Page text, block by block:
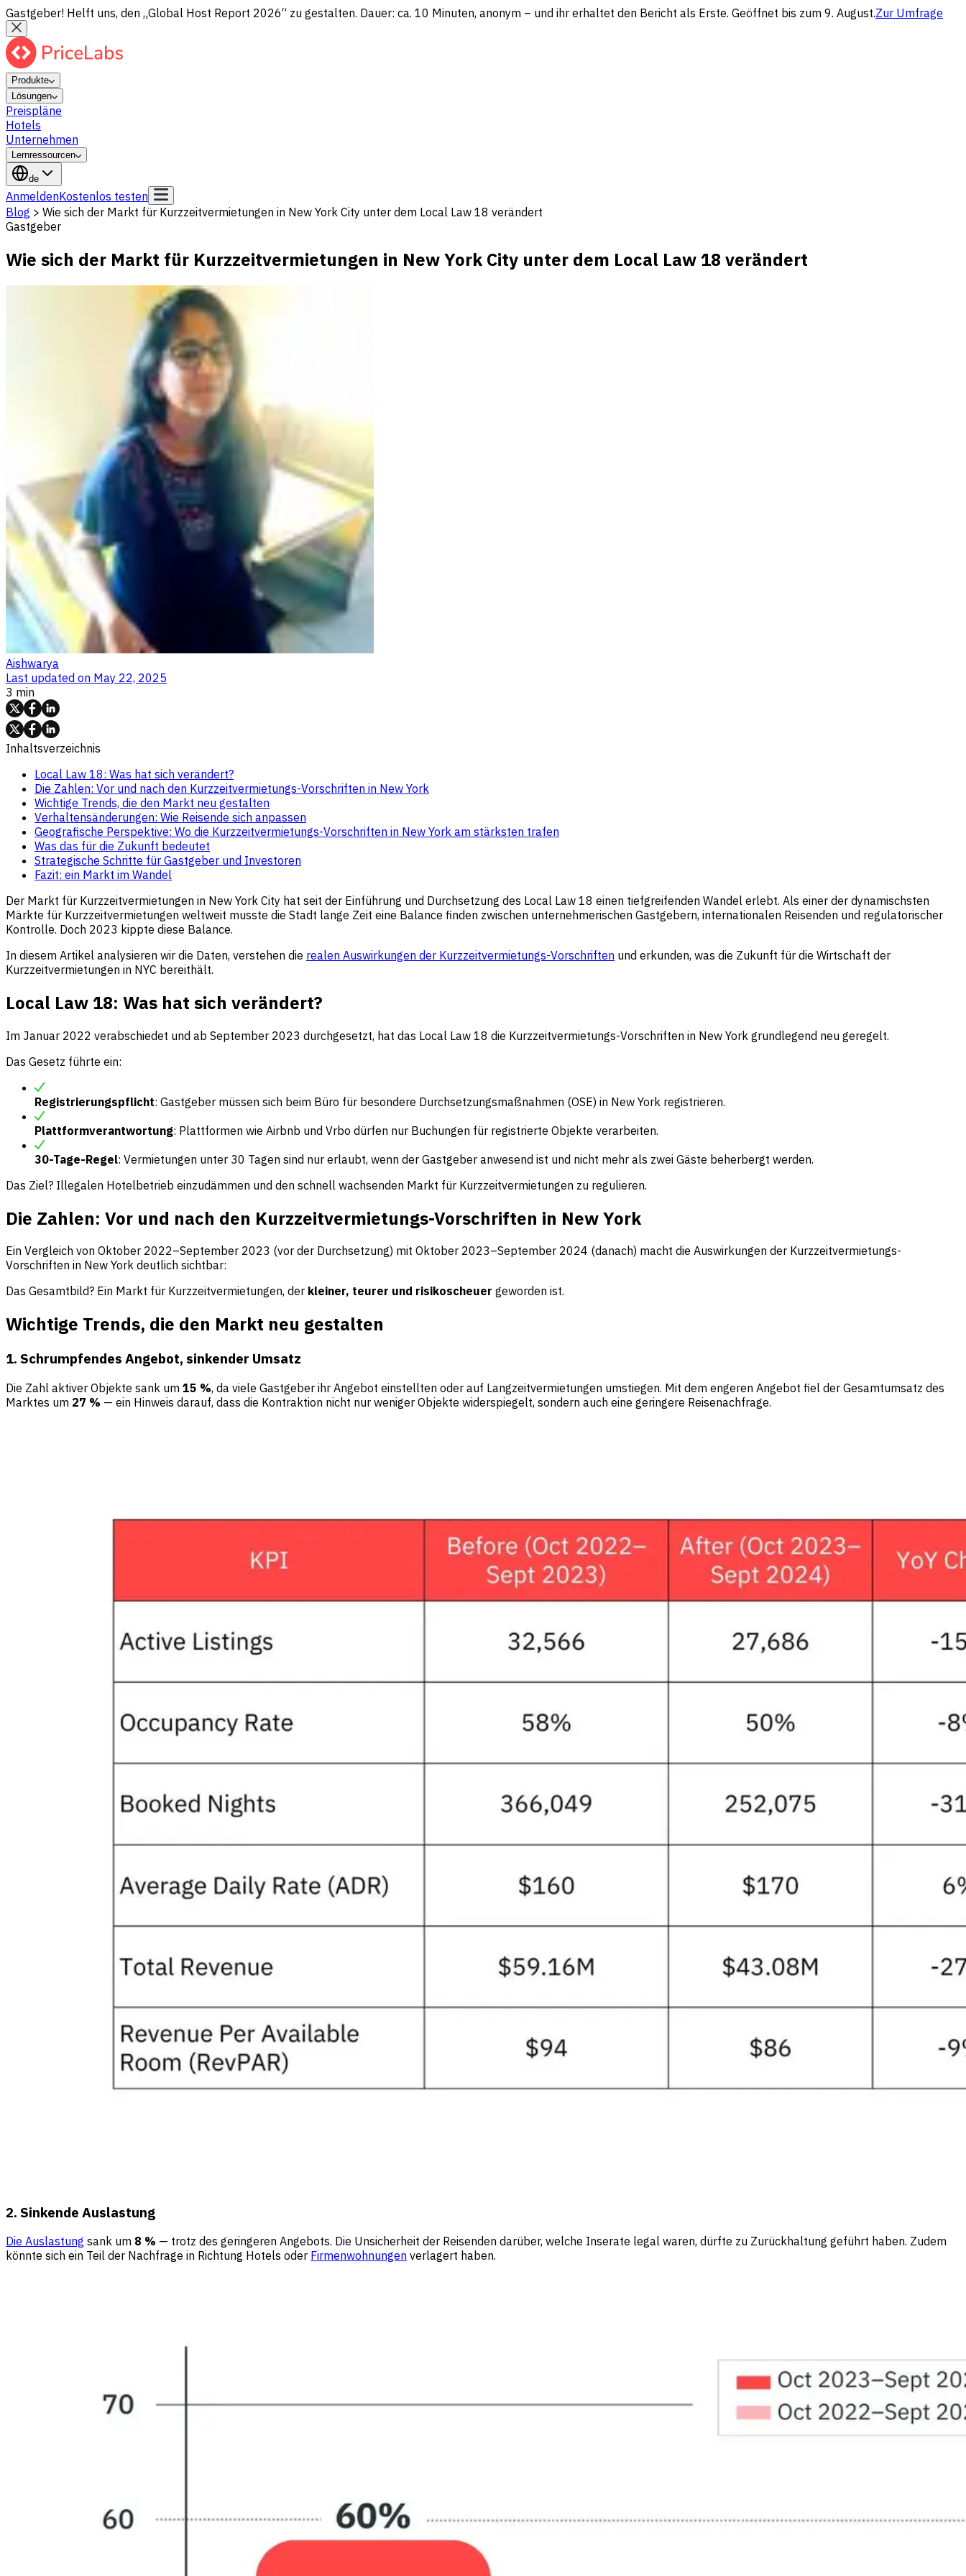
Gastgeber! Helft uns, den „Global Host Report 2026“ zu gestalten. Dauer: ca. 10 Minuten, anonym – und ihr erhaltet den Bericht als Erste. Geöffnet bis zum 9. August.Zur Umfrage
Produkte
Lösungen
Preispläne
Hotels
Unternehmen
Lernressourcen
de
AnmeldenKostenlos testen
Blog > Wie sich der Markt für Kurzzeitvermietungen in New York City unter dem Local Law 18 verändert
Gastgeber
Wie sich der Markt für Kurzzeitvermietungen in New York City unter dem Local Law 18 verändert
Aishwarya
Last updated on May 22, 2025
3 min
Inhaltsverzeichnis
Local Law 18: Was hat sich verändert?
Die Zahlen: Vor und nach den Kurzzeitvermietungs-Vorschriften in New York
Wichtige Trends, die den Markt neu gestalten
Verhaltensänderungen: Wie Reisende sich anpassen
Geografische Perspektive: Wo die Kurzzeitvermietungs-Vorschriften in New York am stärksten trafen
Was das für die Zukunft bedeutet
Strategische Schritte für Gastgeber und Investoren
Fazit: ein Markt im Wandel
Der Markt für Kurzzeitvermietungen in New York City hat seit der Einführung und Durchsetzung des Local Law 18 einen tiefgreifenden Wandel erlebt. Als einer der dynamischsten
Märkte für Kurzzeitvermietungen weltweit musste die Stadt lange Zeit eine Balance finden zwischen unternehmerischen Gastgebern, internationalen Reisenden und regulatorischer
Kontrolle. Doch 2023 kippte diese Balance.
In diesem Artikel analysieren wir die Daten, verstehen die realen Auswirkungen der Kurzzeitvermietungs-Vorschriften und erkunden, was die Zukunft für die Wirtschaft der
Kurzzeitvermietungen in NYC bereithält.
Local Law 18: Was hat sich verändert?
Im Januar 2022 verabschiedet und ab September 2023 durchgesetzt, hat das Local Law 18 die Kurzzeitvermietungs-Vorschriften in New York grundlegend neu geregelt.
Das Gesetz führte ein:
Registrierungspflicht: Gastgeber müssen sich beim Büro für besondere Durchsetzungsmaßnahmen (OSE) in New York registrieren.
Plattformverantwortung: Plattformen wie Airbnb und Vrbo dürfen nur Buchungen für registrierte Objekte verarbeiten.
30-Tage-Regel: Vermietungen unter 30 Tagen sind nur erlaubt, wenn der Gastgeber anwesend ist und nicht mehr als zwei Gäste beherbergt werden.
Das Ziel? Illegalen Hotelbetrieb einzudämmen und den schnell wachsenden Markt für Kurzzeitvermietungen zu regulieren.
Die Zahlen: Vor und nach den Kurzzeitvermietungs-Vorschriften in New York
Ein Vergleich von Oktober 2022–September 2023 (vor der Durchsetzung) mit Oktober 2023–September 2024 (danach) macht die Auswirkungen der Kurzzeitvermietungs-
Vorschriften in New York deutlich sichtbar:
Das Gesamtbild? Ein Markt für Kurzzeitvermietungen, der kleiner, teurer und risikoscheuer geworden ist.
Wichtige Trends, die den Markt neu gestalten
1. Schrumpfendes Angebot, sinkender Umsatz
Die Zahl aktiver Objekte sank um 15 %, da viele Gastgeber ihr Angebot einstellten oder auf Langzeitvermietungen umstiegen. Mit dem engeren Angebot fiel der Gesamtumsatz des
Marktes um 27 % — ein Hinweis darauf, dass die Kontraktion nicht nur weniger Objekte widerspiegelt, sondern auch eine geringere Reisenachfrage.
2. Sinkende Auslastung
Die Auslastung sank um 8 % — trotz des geringeren Angebots. Die Unsicherheit der Reisenden darüber, welche Inserate legal waren, dürfte zu Zurückhaltung geführt haben. Zudem
könnte sich ein Teil der Nachfrage in Richtung Hotels oder Firmenwohnungen verlagert haben.